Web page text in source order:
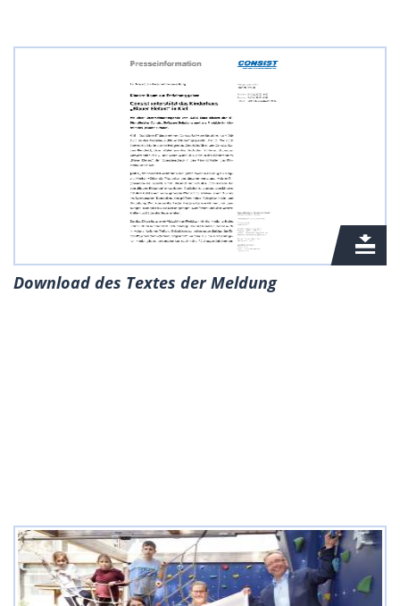
Download des Textes der Meldung